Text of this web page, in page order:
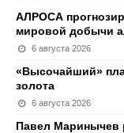
АЛРОСА
мировой добычи
6 августа 2026
«Высочайший»
золота
6 августа 2026
Павел Маринычев